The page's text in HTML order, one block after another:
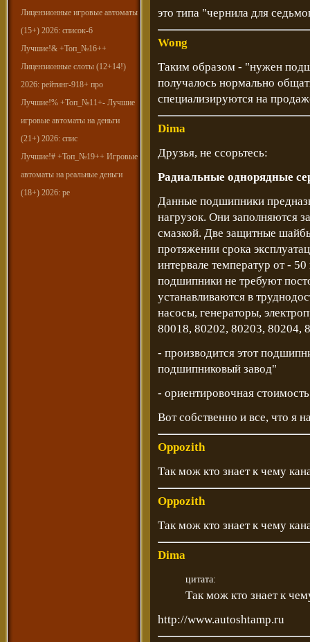
Лицензионные игровые автоматы
(15+) 2026: список-6
Лучшие!& +Топ_№16++
Лицензионные слоты (12+14!)
2026: рейтинг-918+ про
Лучшие!% +Топ_№11+- Лучшие
игровые автоматы на деньги
(21+) 2026: спис
Лучшие!# +Топ_№19++ Игровые
автоматы на реальные деньги
(18+) 2026: ре
это типа "чернила для
Wong
Таким образом - "нужен
получалось нормально
специализируются на
Dima
Друзья, не ссорьтесь:
Радиальные однорядные
Данные подшипники
нагрузок. Они заполняются
смазкой. Две защитные
протяжении срока
интервале температур от -
подшипники не требуют
устанавливаются в
насосы, генераторы,
80018, 80202, 80203, 80204,
- производится этот
подшипниковый завод"
- ориентировочная
Вот собственно и все, что я
Oppozith
Так мож кто знает к чему
Oppozith
Так мож кто знает к чему
Dima
цитата:
Так мож кто знает к
http://www.autoshtamp.ru